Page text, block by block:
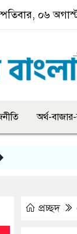
০৬
অর্থ-
প্রচ্ছদ